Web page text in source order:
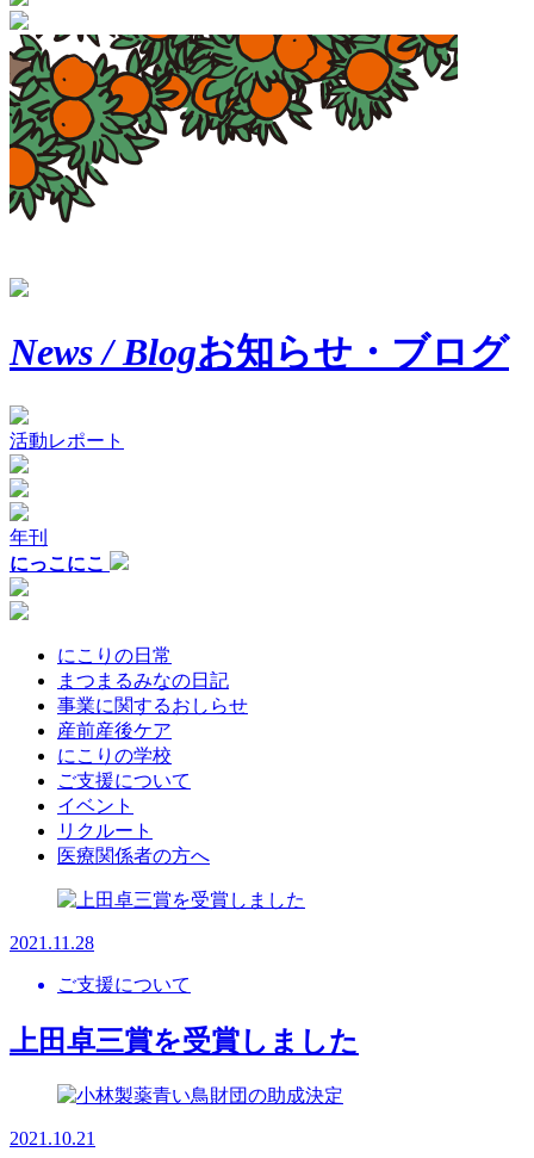
News / Blogお知らせ・ブログ
活動レポート
年刊
にっこにこ
にこりの日常
まつまるみなの日記
事業に関するおしらせ
産前産後ケア
にこりの学校
ご支援について
イベント
リクルート
医療関係者の方へ
2021.11.28
ご支援について
上田卓三賞を受賞しました
2021.10.21